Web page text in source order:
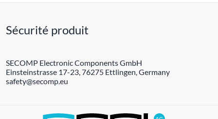
Sécurité produit
SECOMP Electronic Components GmbH
Einsteinstrasse 17-23, 76275 Ettlingen, Germany
safety@secomp.eu